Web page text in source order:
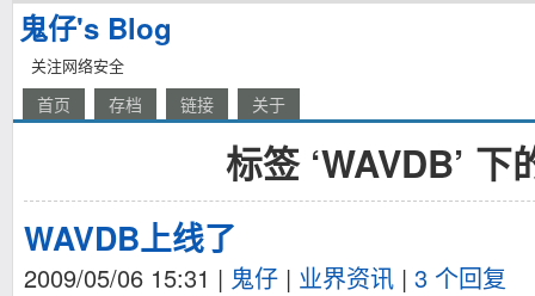
鬼仔's Blog
关注网络安全
首页 存档 链接 关于
标签 ‘WAVDB’ 下
WAVDB上线了
2009/05/06 15:31 | 鬼仔 | 业界资讯 | 3 个回复